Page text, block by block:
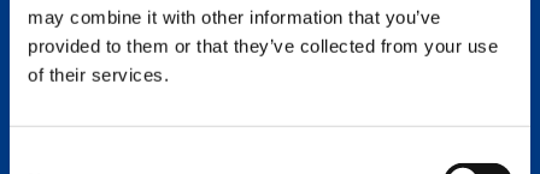
may combine it with other information that you’ve
provided to them or that they’ve collected from your use
of their services.